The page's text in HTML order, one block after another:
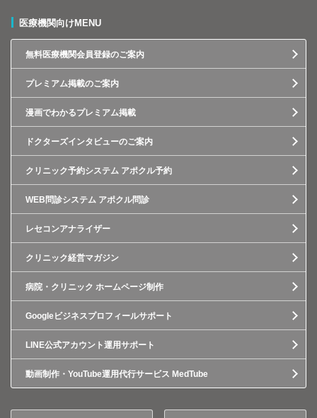
医療機関向けMENU
無料医療機関会員登録のご案内
プレミアム掲載のご案内
漫画でわかるプレミアム掲載
ドクターズインタビューのご案内
クリニック予約システム アポクル予約
WEB問診システム アポクル問診
レセコンアナライザー
クリニック経営マガジン
病院・クリニック ホームページ制作
Googleビジネスプロフィールサポート
LINE公式アカウント運用サポート
動画制作・YouTube運用代行サービス MedTube